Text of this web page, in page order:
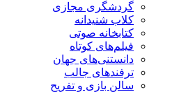
گردشگری مجازی
کلاب شنیدانه
کتابخانه صوتی
فیلم‌های کوتاه
دانستنی‌های جهان
ترفندهای جالب
سالن بازی و تفریح